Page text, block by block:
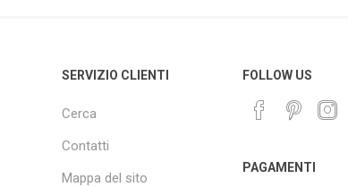
SERVIZIO CLIENTI
Cerca
Contatti
Mappa del sito
FOLLOW US
PAGAMENTI